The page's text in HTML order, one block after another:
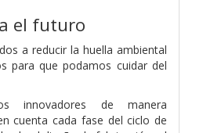
el futuro
a reducir la huella ambiental
para que podamos cuidar del
innovadores de manera
cuenta cada fase del ciclo de